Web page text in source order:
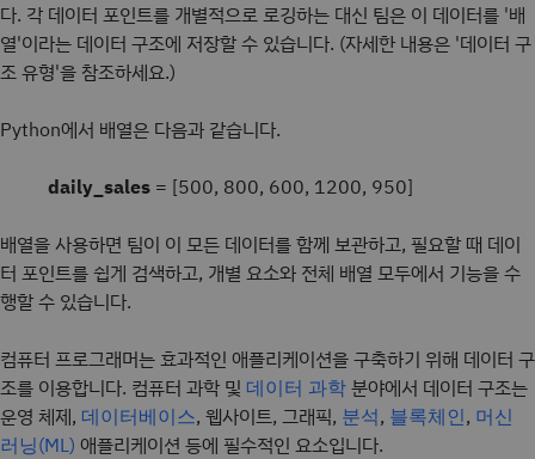
다. 각 데이터 포인트를 개별적으로 로깅하는 대신 팀은 이 데이터를 '배
열'이라는 데이터 구조에 저장할 수 있습니다. (자세한 내용은 '데이터 구
조 유형'을 참조하세요.)
Python에서 배열은 다음과 같습니다.
daily_sales = [500, 800, 600, 1200, 950]
배열을 사용하면 팀이 이 모든 데이터를 함께 보관하고, 필요할 때 데이
터 포인트를 쉽게 검색하고, 개별 요소와 전체 배열 모두에서 기능을 수
행할 수 있습니다.
컴퓨터 프로그래머는 효과적인 애플리케이션을 구축하기 위해 데이터 구
조를 이용합니다. 컴퓨터 과학 및 데이터 과학 분야에서 데이터 구조는
운영 체제, 데이터베이스, 웹사이트, 그래픽, 분석, 블록체인, 머신
러닝(ML) 애플리케이션 등에 필수적인 요소입니다.